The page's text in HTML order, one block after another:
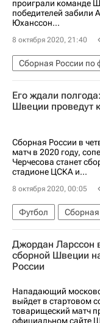
проиграли команде
победителей забили
Юханссон...
8 октября 2020, 21:40
Сборная России по
Сборная Швеции по
Станислав Черчесов
Его ждали
Швеции проведут
Сборная России в
матч в 2020 году,
Черчесова станет
стадионе ЦСКА и...
8 октября 2020, 00:05
Футбол
Сборная
Сборная Швеции по
Спорт в условиях
Евро-2020
Джордан Ларссон
сборной Швеции
России
Нападающий
выйдет в стартовом
товарищеский матч
официальном сайте